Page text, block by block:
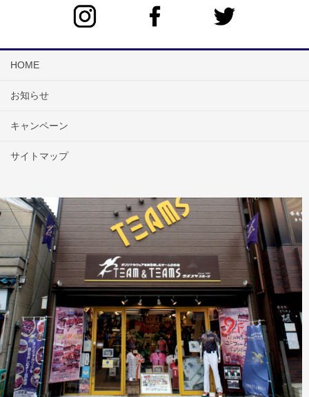
HOME
お知らせ
キャンペーン
サイトマップ